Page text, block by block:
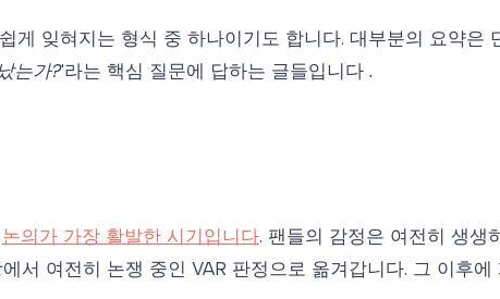
게 잊혀지는 형식 중 하나이기도 합니다. 대부분의 요약은
는가?'라는 핵심 질문에 답하는 글들입니다 .
논의가 가장 활발한 시기입니다. 팬들의 감정은 여전히 생생
서 여전히 논쟁 중인 VAR 판정으로 옮겨갑니다. 그 이후